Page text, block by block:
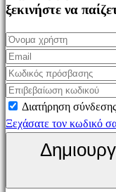
Simulation
Puzzle
Fighting
games
Κοινότητα
ξεκινήστε να
Διατήρηση σύνδεσης
Ξεχάσατε τον κωδικό